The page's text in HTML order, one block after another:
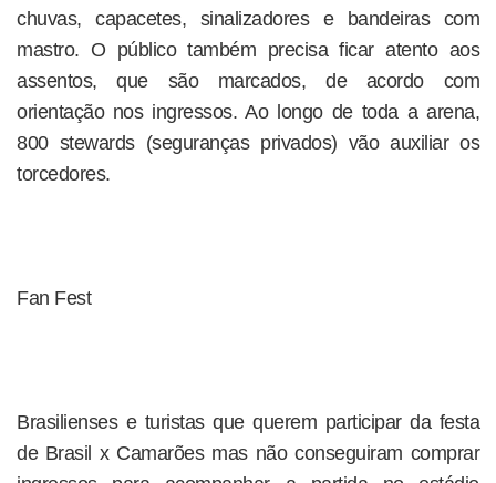
chuvas, capacetes, sinalizadores e bandeiras com
mastro. O público também precisa ficar atento aos
assentos, que são marcados, de acordo com
orientação nos ingressos. Ao longo de toda a arena,
800 stewards (seguranças privados) vão auxiliar os
torcedores.
Fan Fest
Brasilienses e turistas que querem participar da festa
de Brasil x Camarões mas não conseguiram comprar